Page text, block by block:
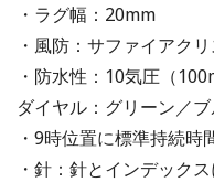
・ラグ幅：20mm
・風防：サファイアク
・防水性：10気圧（
ダイヤル：グリーン／
・9時位置に標準持続時
・針：針とインデック